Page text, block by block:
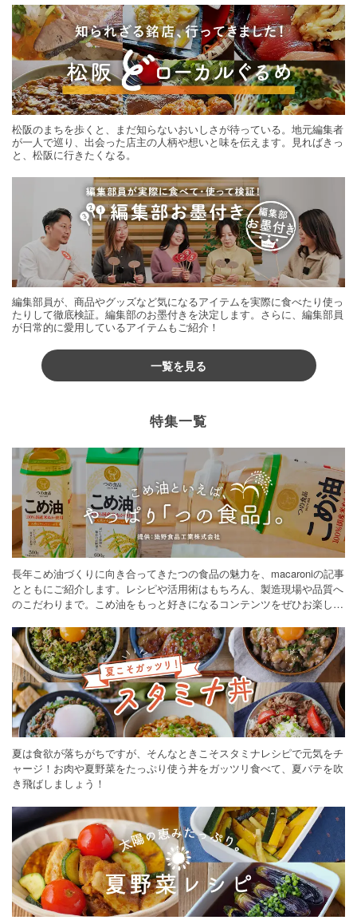
松阪のまちを歩くと、まだ知らないおいしさが待っている。地元編集者
が一人で巡り、出会った店主の人柄や想いと味を伝えます。見ればきっ
と、松阪に行きたくなる。
編集部員が、商品やグッズなど気になるアイテムを実際に食べたり使っ
たりして徹底検証。編集部のお墨付きを決定します。さらに、編集部員
が日常的に愛用しているアイテムもご紹介！
一覧を見る
特集一覧
長年こめ油づくりに向き合ってきたつの食品の魅力を、macaroniの記事
とともにご紹介します。レシピや活用術はもちろん、製造現場や品質へ
のこだわりまで。こめ油をもっと好きになるコンテンツをぜひお楽しみ
夏は食欲が落ちがちですが、そんなときこそスタミナレシピで元気をチ
ャージ！お肉や夏野菜をたっぷり使う丼をガッツリ食べて、夏バテを吹
き飛ばしましょう！